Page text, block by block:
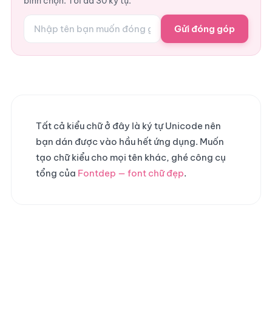
Gửi đóng góp
Tất cả kiểu chữ ở đây là ký tự Unicode nên
bạn dán được vào hầu hết ứng dụng. Muốn
tạo chữ kiểu cho mọi tên khác, ghé công cụ
tổng của Fontdep — font chữ đẹp.